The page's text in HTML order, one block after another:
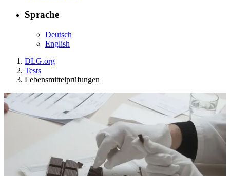
Sprache
Deutsch
English
DLG.org
Tests
Lebensmittelprüfungen